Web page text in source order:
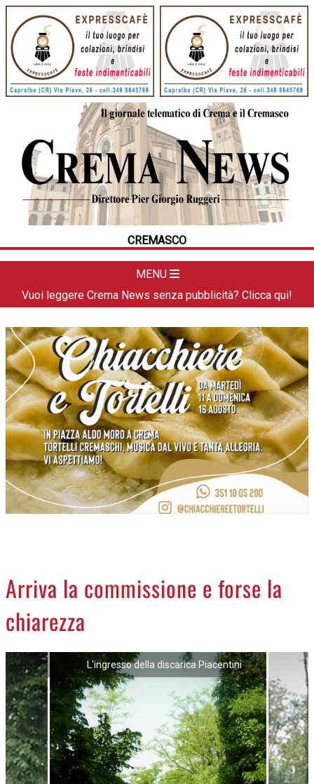
CREMASCO
MENU
HOME
CRONACA
POLITICA
LA FOTO
DAL TERRITORIO
APPUNTAMENTI
CREMASCO
OROSCOPO
LA PIAZZA
ANIMALI
NECROLOGI
ACCEDI
Vuoi leggere Crema News senza pubblicità? Clicca qui!
Arriva la commissione e forse la
chiarezza
L'ingresso della discarica Piacentini